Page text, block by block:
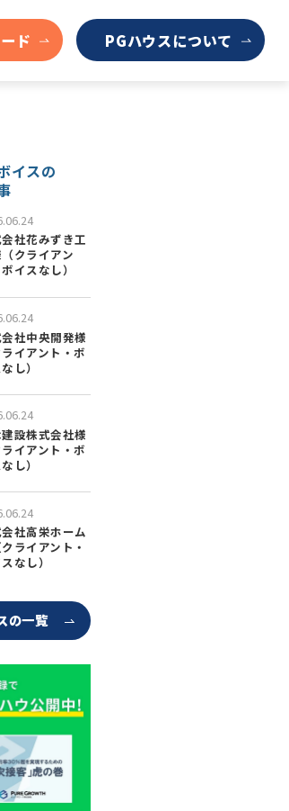
ド PGハウスについて
イスの
社花みずき工
クライアン
イスなし）
社中央開発様
ライアント・ボ
し）
設株式会社様
ライアント・ボ
し）
社高栄ホーム
ライアント・
なし）
の一覧